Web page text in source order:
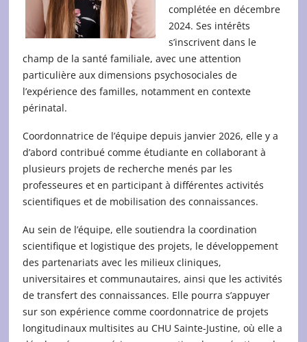
complétée en décembre
2024. Ses intérêts
s’inscrivent dans le
champ de la santé familiale, avec une attention
particulière aux dimensions psychosociales de
l’expérience des familles, notamment en contexte
périnatal.
Coordonnatrice de l’équipe depuis janvier 2026, elle y a
d’abord contribué comme étudiante en collaborant à
plusieurs projets de recherche menés par les
professeures et en participant à différentes activités
scientifiques et de mobilisation des connaissances.
Au sein de l’équipe, elle soutiendra la coordination
scientifique et logistique des projets, le développement
des partenariats avec les milieux cliniques,
universitaires et communautaires, ainsi que les activités
de transfert des connaissances. Elle pourra s’appuyer
sur son expérience comme coordonnatrice de projets
longitudinaux multisites au CHU Sainte-Justine, où elle a